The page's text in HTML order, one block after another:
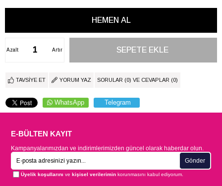
Artır
Azalt
TAVSIYE ET YORUM YAZ SORULAR (0) VE CEVAPLAR (0)
WhatsApp Telegram
E-BÜLTEN KAYIT
Kampanyalarımızdan ve indirimlerimizden güncel olarak haberdar olun.
Gönder
Üyelik koşullarını vekişisel verilerimin korunmasını kabul ediyorum.